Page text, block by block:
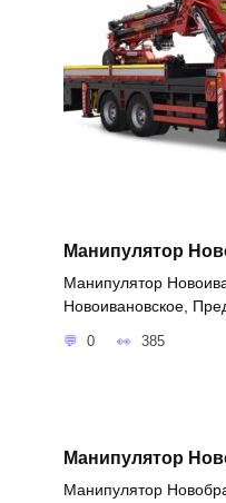
Манипулятор
Манипулятор
Новоивановское,
0 385
Манипулятор
Манипулятор